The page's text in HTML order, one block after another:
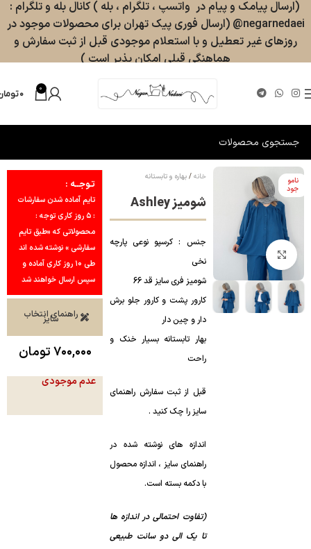
0 ۰
نامو
جود
بزرگنمایی تصویر
خانه بهاره و تابستانه
شومیز Ashley
جنس : کرسپو نوعی پارچه
نخی
شومیز فری سایز قد 66
کارور پشت و کارور جلو برش
دار و چین دار
بهار تابستانه بسیار خنک و
راحت
قبل از ثبت سفارش راهنمای
سایز را چک‌ کنید .
اندازه های نوشته شده در
راهنمای سایز ، اندازه محصول
با دکمه بسته است.
(تفاوت احتمالی در اندازه ها
تا یک الی دو سانت طبیعی
تـوجــه :
تایم آماده شدن سفارشات
: ۵ روز کاری توجه :
محصولاتی که «طبق تایم
سفارشی » نوشته شده اند
طی ۱۰ روز کاری آماده و
سپس ارسال خواهند شد
راهنمای انتخاب
سایز
۷۰۰,۰۰۰تومان
عدم موجودی
(ارسال پیامک و پیام در واتسپ ، تلگرام ، بله ) کانال بله و تلگرام :
negarnedaei@ (ارسال فوری پیک تهران برای محصولات موجود در
روزهای غیر تعطیل و با استعلام موجودی قبل از ثبت سفارش و
هماهنگی قبلی امکان پذیر است )